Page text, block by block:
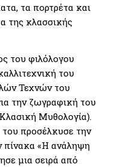
τα πορτρέτα και
της κλασσικής
του φιλόλογου
του
Τεχνών του
την ζωγραφική του
Μυθολογία).
προσέλκυσε την
πίνακα «Η ανάληψη
μια σειρά από